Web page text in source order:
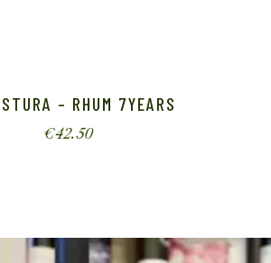
– RHUM 7YEARS
€42.50